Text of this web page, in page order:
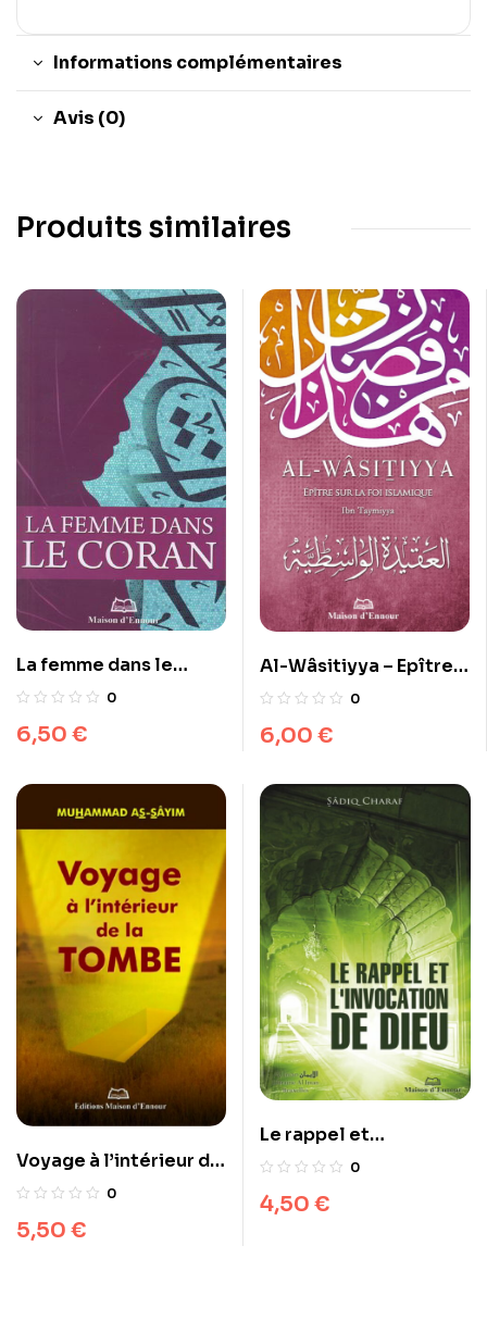
Informations complémentaires
Avis (0)
Produits similaires
La femme dans le
Coran
0
6,50 €
Al-Wâsitiyya – Epître
sur la foi islamique
0
6,00 €
Voyage à l’intérieur de
la tombe 0
5,50 €
Le rappel et
l’invocation de Dieu
0
4,50 €